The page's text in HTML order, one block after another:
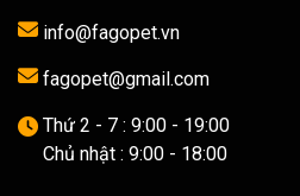
info@fagopet.vn
fagopet@gmail.com
Thứ 2 - 7 : 9:00 - 19:00
Chủ nhật : 9:00 - 18:00